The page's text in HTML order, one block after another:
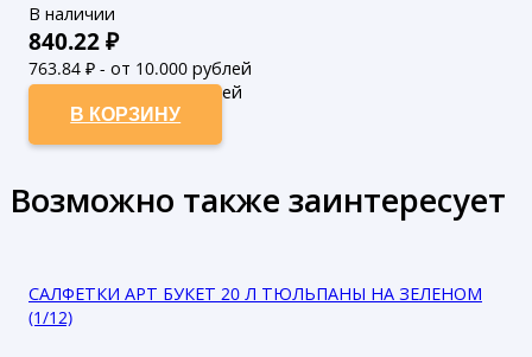
В наличии
840.22₽
763.84 ₽ - от 10.000 рублей
694.4₽ - от 50.000 рублей
В КОРЗИНУ
Возможно также заинтересует
САЛФЕТКИ АРТ БУКЕТ 20 Л ТЮЛЬПАНЫ НА ЗЕЛЕНОМ
(1/12)